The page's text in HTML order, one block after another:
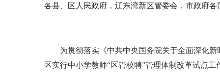
各县、区人民政府，辽东湾新区管委会，市政府各
为贯彻落实《中共中央国务院关于全面深化新
区实行中小学教师“区管校聘”管理体制改革试点